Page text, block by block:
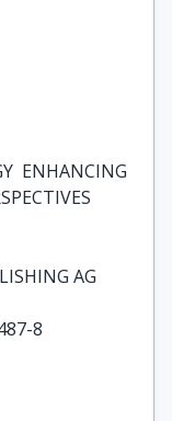
ENHANCING
AG
8